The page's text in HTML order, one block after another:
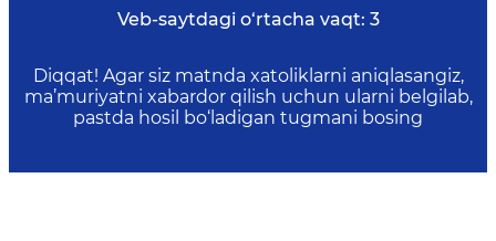
Veb-saytdagi o‘rtacha vaqt: 3
Diqqat! Agar siz matnda xatoliklarni aniqlasangiz,
ma’muriyatni xabardor qilish uchun ularni belgilab,
pastda hosil bo‘ladigan tugmani bosing